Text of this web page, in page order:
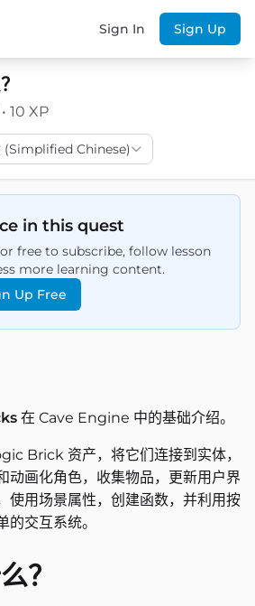
Sign In Sign Up
10 XP
(Simplified Chinese)
in this quest
free to subscribe, follow lesson
more learning content.
Up Free
在 Cave Engine 中的基础介绍。
Brick 资产，将它们连接到实体，
动画化角色，收集物品，更新用户界
使用场景属性，创建函数，并利用按
交互系统。
？